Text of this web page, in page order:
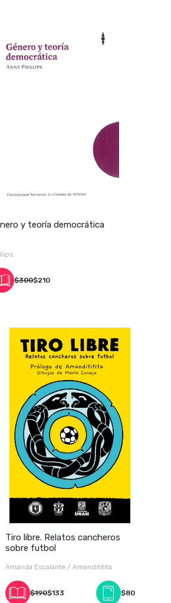
y teoría democrática
$300$210
Tiro libre. Relatos cancheros
sobre futbol
Amanda Escalante / Amandititita
$190$133 $80